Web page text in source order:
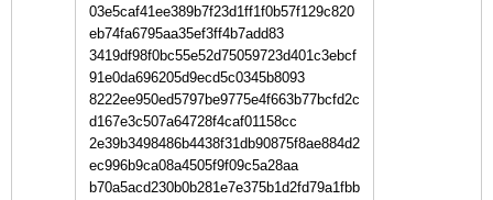
03e5caf41ee389b7f23d1ff1f0b57f129c820
eb74fa6795aa35ef3ff4b7add83
3419df98f0bc55e52d75059723d401c3ebcf
91e0da696205d9ecd5c0345b8093
8222ee950ed5797be9775e4f663b77bcfd2c
d167e3c507a64728f4caf01158cc
2e39b3498486b4438f31db90875f8ae884d2
ec996b9ca08a4505f9f09c5a28aa
b70a5acd230b0b281e7e375b1d2fd79a1fbb